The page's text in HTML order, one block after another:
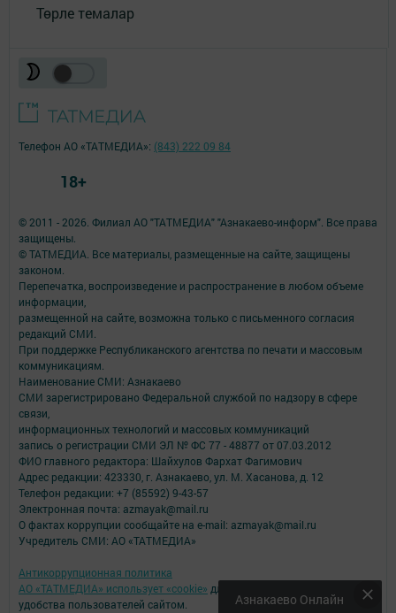
Төрле темалар
Азнакаево Онлайн
© 2011 - 2026. Филиал АО "ТАТМЕДИА" "Азнакаево-информ". Все права
защищены.
© ТАТМЕДИА. Все материалы, размещенные на сайте, защищены
законом.
Перепечатка, воспроизведение и распространение в любом объеме
информации,
размещенной на сайте, возможна только с письменного согласия
редакций СМИ.
При поддержке Республиканского агентства по печати и массовым
коммуникациям.
Наименование СМИ: Азнакаево
СМИ зарегистрировано Федеральной службой по надзору в сфере
связи,
информационных технологий и массовых коммуникаций
запись о регистрации СМИ ЭЛ № ФС 77 - 48877 от 07.03.2012
ФИО главного редактора: Шайхулов Фархат Фагимович
Адрес редакции: 423330, г. Азнакаево, ул. М. Хасанова, д. 12
Телефон редакции: +7 (85592) 9-43-57
Электронная почта: azmayak@mail.ru
О фактах коррупции сообщайте на e-mail: azmayak@mail.ru
Учредитель СМИ: АО «ТАТМЕДИА»
Антикоррупционная политика
АО «ТАТМЕДИА» использует «cookie» для персонализации сервисов и
удобства пользователей сайтом.
Телефон АО «ТАТМЕДИА»: (843) 222 09 84
18+